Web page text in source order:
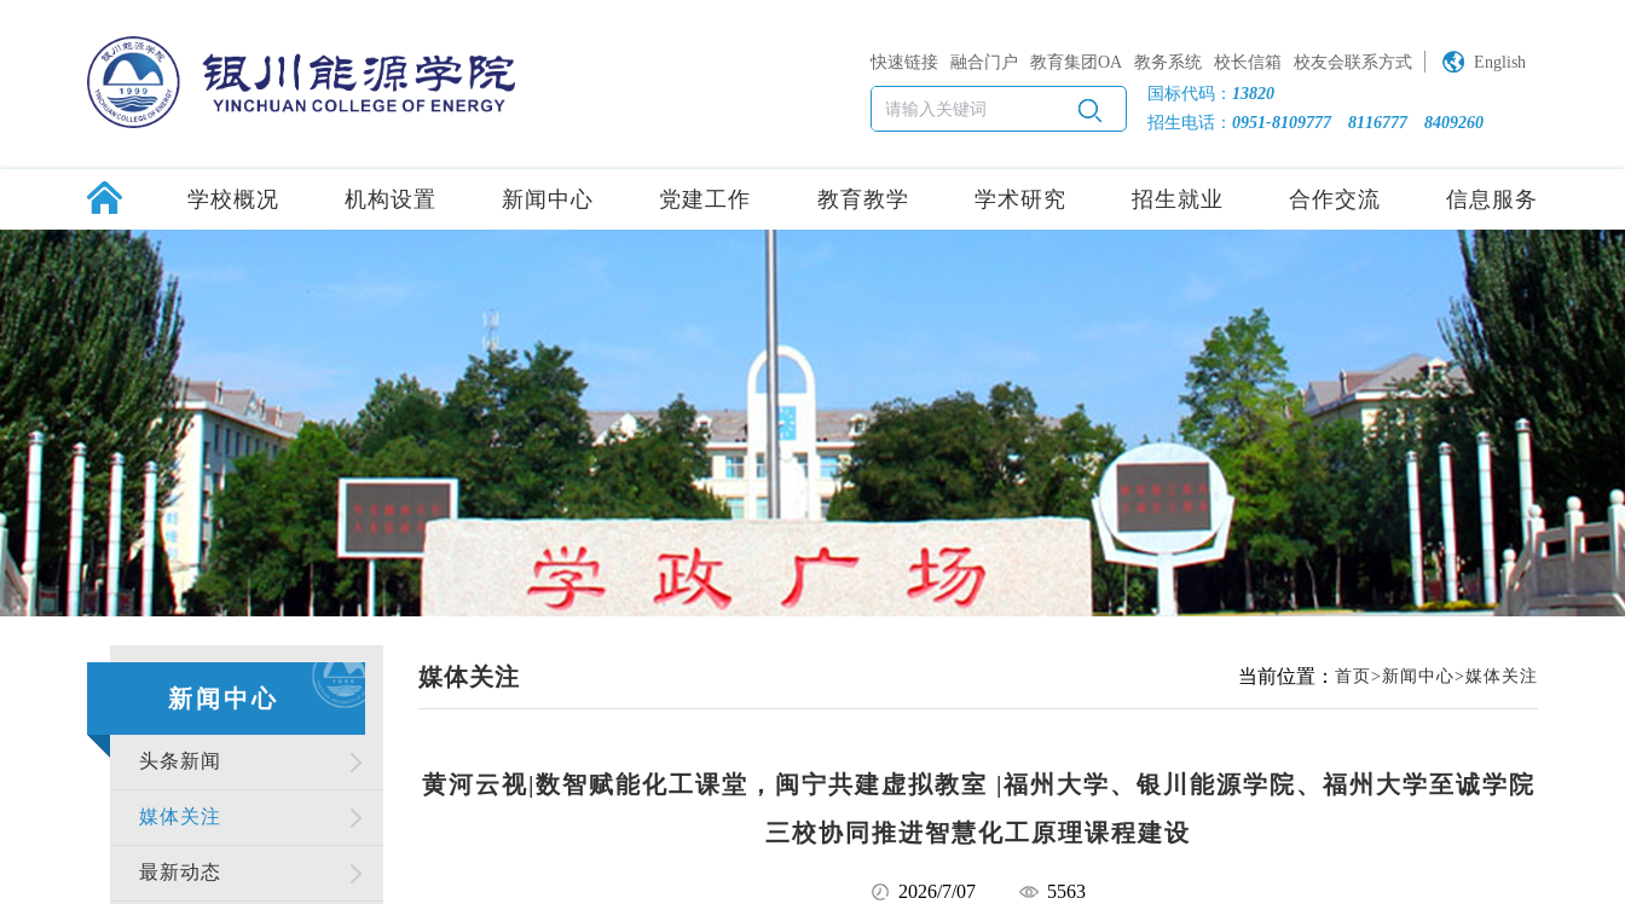
快速链接 融合门户 教育集团OA 教务系统 校长信箱 校友会联系方式
English
国标代码： 13820
招生电话： 0951-8109777 8116777 8409260
学校概况 机构设置 新闻中心 党建工作 教育教学 学术研究 招生就业 合作交流 信息服务
新闻中心
头条新闻
媒体关注
最新动态
媒体关注 当前位置： 首页 新闻中心 媒体关注
黄河云视|数智赋能化工课堂，闽宁共建虚拟教室 |福州大学、银川能源学院、福州大学至诚学院
三校协同推进智慧化工原理课程建设
2026/7/07 5563